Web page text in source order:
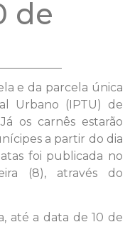
de
e da parcela única
Urbano (IPTU) de
os carnês estarão
a partir do dia
foi publicada no
(8), através do
até a data de 10 de